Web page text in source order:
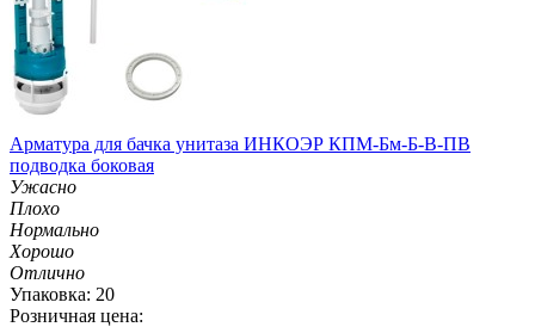
Арматура для бачка унитаза ИНКОЭР КПМ-Бм-Б-В-ПВ
подводка боковая
Ужасно
Плохо
Нормально
Хорошо
Отлично
Упаковка: 20
Розничная цена: